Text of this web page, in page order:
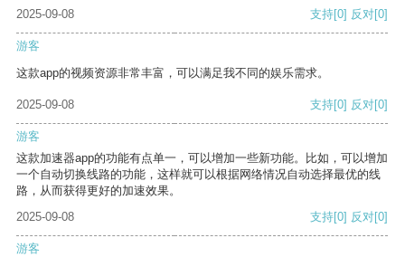
2025-09-08 支持[0] 反对[0]
游客
这款app的视频资源非常丰富，可以满足我不同的娱乐需求。
2025-09-08 支持[0] 反对[0]
游客
这款加速器app的功能有点单一，可以增加一些新功能。比如，可以增加
一个自动切换线路的功能，这样就可以根据网络情况自动选择最优的线
路，从而获得更好的加速效果。
2025-09-08
支持[0] 反对[0]
游客